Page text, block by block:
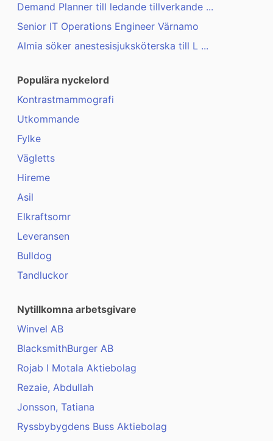
Demand Planner till ledande tillverkande ...
Senior IT Operations Engineer Värnamo
Almia söker anestesisjuksköterska till L ...
Populära nyckelord
Kontrastmammografi
Utkommande
Fylke
Vägletts
Hireme
Asil
Elkraftsomr
Leveransen
Bulldog
Tandluckor
Nytillkomna arbetsgivare
Winvel AB
BlacksmithBurger AB
Rojab I Motala Aktiebolag
Rezaie, Abdullah
Jonsson, Tatiana
Ryssbybygdens Buss Aktiebolag